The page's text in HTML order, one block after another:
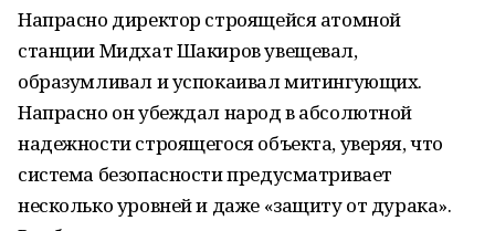
Напрасно директор строящейся атомной
станции Мидхат Шакиров увещевал,
образумливал и успокаивал митингующих.
Напрасно он убеждал народ в абсолютной
надежности строящегося объекта, уверяя, что
система безопасности предусматривает
несколько уровней и даже «защиту от дурака».